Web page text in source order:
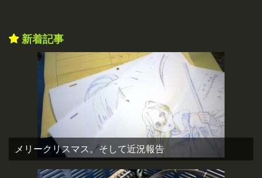
新着記事
メリークリスマス。そして近況報告